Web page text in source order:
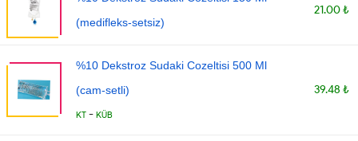
(medifleks-setsiz)
21.00 ₺
%10 Dekstroz Sudaki Cozeltisi 500 Ml
(cam-setli)
KT - KÜB
39.48 ₺